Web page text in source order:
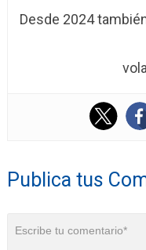
Desde 2024
Publica tus